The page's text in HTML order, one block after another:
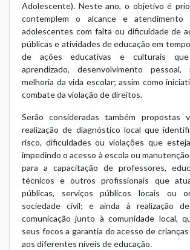
Adolescente). Neste ano, o objetivo é
contemplem o alcance e
adolescentes com falta ou dificuldade de
públicas e atividades de educação em
de ações educativas e culturais
aprendizado, desenvolvimento
melhoria da vida escolar; assim como
combate da violação de direitos.
Serão consideradas também propostas
realização de diagnóstico local que
risco, dificuldades ou violações que
impedindo o acesso à escola ou
para a capacitação de professores,
técnicos e outros profissionais que
públicas, serviços públicos locais ou
sociedade civil; e ainda à realização
comunicação junto à comunidade local,
seus focos a garantia do acesso de
aos diferentes níveis de educação.